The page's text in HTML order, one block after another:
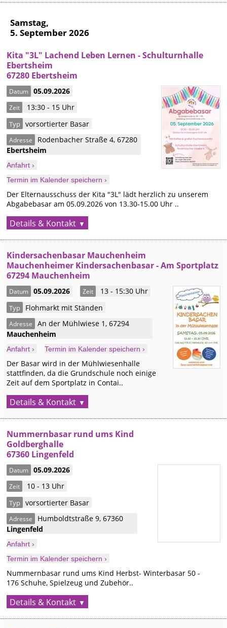
Samstag,
5. September 2026
Kita "3L" Lachend Leben Lernen - Schulturnhalle
Ebertsheim
67280 Ebertsheim
Datum 05.09.2026
Zeit 13:30 - 15 Uhr
Typ vorsortierter Basar
Adresse Rodenbacher Straße 4,67280
Ebertsheim
Anfahrt ›
Termin im Kalender speichern ›
Der Elternausschuss der Kita "3L" lädt herzlich zu unserem
Abgabebasar am 05.09.2026 von 13.30-15.00 Uhr ..
Details & Kontakt
Kindersachenbasar Mauchenheim
Mauchenheimer Kindersachenbasar - Am Sportplatz
67294 Mauchenheim
Datum 05.09.2026 Zeit 13 - 15:30 Uhr
Typ Flohmarkt mit Ständen
Adresse An der Mühlwiese 1,67294
Mauchenheim
Anfahrt › Termin im Kalender speichern ›
Der Basar wird in der Mühlwiesenhalle
stattfinden, da die Grundschule noch einige
Zeit auf dem Sportplatz in Contai..
Details & Kontakt
Nummernbasar rund ums Kind
Goldberghalle
67360 Lingenfeld
Datum 05.09.2026
Zeit 10 - 13 Uhr
Typ vorsortierter Basar
Adresse Humboldtstraße 9,67360
Lingenfeld
Anfahrt ›
Termin im Kalender speichern ›
Nummernbasar rund ums Kind Herbst- Winterbasar 50 -
176 Schuhe, Spielzeug und Zubehör..
Details & Kontakt